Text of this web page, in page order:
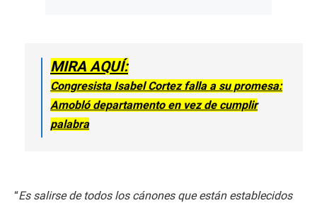
MIRA AQUÍ:
Congresista Isabel Cortez falla a su promesa:
Amobló departamento en vez de cumplir
palabra
“Es salirse de todos los cánones que están establecidos